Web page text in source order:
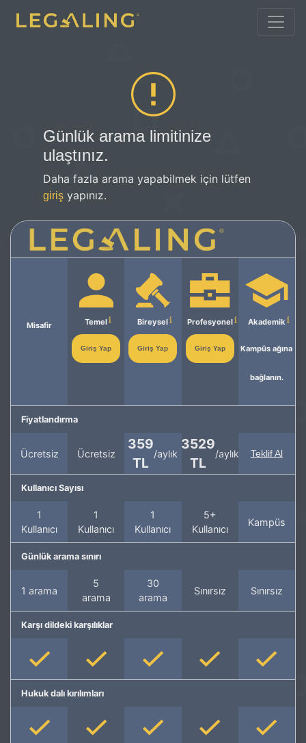
Günlük arama limitinize
ulaştınız.
Daha fazla arama yapabilmek için lütfen
giriş yapınız.
Misafir Temel
Giriş Yap
Bireysel
Giriş Yap
Profesyonel
Giriş Yap
Akademik
Kampüs ağına
bağlanın.
Fiyatlandırma
Ücretsiz Ücretsiz
359
TL
/aylık
3529
TL
/aylık Teklif Al
Kullanıcı Sayısı
1
Kullanıcı
1
Kullanıcı
1
Kullanıcı
5+
Kullanıcı
Kampüs
Günlük arama sınırı
1 arama
5
arama
30
arama
Sınırsız Sınırsız
Karşı dildeki karşılıklar
Hukuk dalı kırılımları